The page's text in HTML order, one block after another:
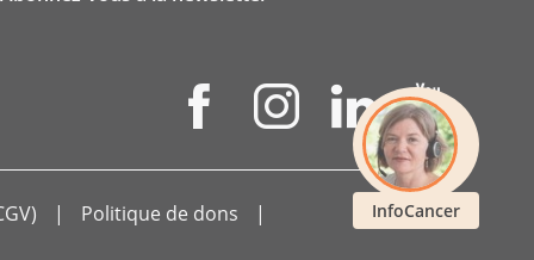
InfoCancer
Politique de dons